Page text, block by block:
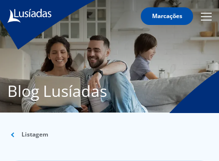
Marcações
Icon
Lusíadas
Hospitais
Corpo
Clínico
Acordos
Blog Lusíadas
Listagem